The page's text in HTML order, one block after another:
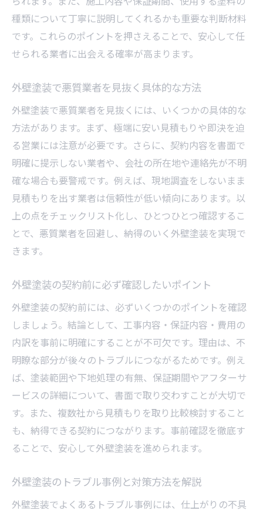
種類について丁寧に説明してくれるかも重要な判断材料
です。これらのポイントを押さえることで、安心して任
せられる業者に出会える確率が高まります。
外壁塗装で悪質業者を見抜く具体的な方法
外壁塗装で悪質業者を見抜くには、いくつかの具体的な
方法があります。まず、極端に安い見積もりや即決を迫
る営業には注意が必要です。さらに、契約内容を書面で
明確に提示しない業者や、会社の所在地や連絡先が不明
確な場合も要警戒です。例えば、現地調査をしないまま
見積もりを出す業者は信頼性が低い傾向にあります。以
上の点をチェックリスト化し、ひとつひとつ確認するこ
とで、悪質業者を回避し、納得のいく外壁塗装を実現で
きます。
外壁塗装の契約前に必ず確認したいポイント
外壁塗装の契約前には、必ずいくつかのポイントを確認
しましょう。結論として、工事内容・保証内容・費用の
内訳を事前に明確にすることが不可欠です。理由は、不
明瞭な部分が後々のトラブルにつながるためです。例え
ば、塗装範囲や下地処理の有無、保証期間やアフターサ
ービスの詳細について、書面で取り交わすことが大切で
す。また、複数社から見積もりを取り比較検討すること
も、納得できる契約につながります。事前確認を徹底す
ることで、安心して外壁塗装を進められます。
外壁塗装のトラブル事例と対策方法を解説
外壁塗装でよくあるトラブル事例には、仕上がりの不具